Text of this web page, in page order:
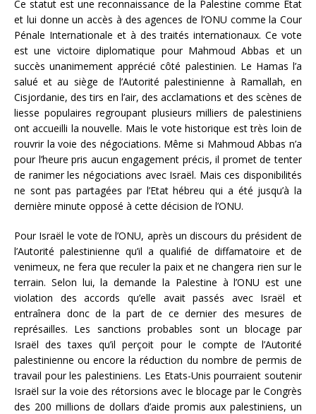
Ce statut est une reconnaissance de la Palestine comme Etat
et lui donne un accès à des agences de l’ONU comme la Cour
Pénale Internationale et à des traités internationaux. Ce vote
est une victoire diplomatique pour Mahmoud Abbas et un
succès unanimement apprécié côté palestinien. Le Hamas l’a
salué et au siège de l’Autorité palestinienne à Ramallah, en
Cisjordanie, des tirs en l’air, des acclamations et des scènes de
liesse populaires regroupant plusieurs milliers de palestiniens
ont accueilli la nouvelle. Mais le vote historique est très loin de
rouvrir la voie des négociations. Même si Mahmoud Abbas n’a
pour l’heure pris aucun engagement précis, il promet de tenter
de ranimer les négociations avec Israël. Mais ces disponibilités
ne sont pas partagées par l’Etat hébreu qui a été jusqu’à la
dernière minute opposé à cette décision de l’ONU.
Pour Israël le vote de l’ONU, après un discours du président de
l’Autorité palestinienne qu’il a qualifié de diffamatoire et de
venimeux, ne fera que reculer la paix et ne changera rien sur le
terrain. Selon lui, la demande la Palestine à l’ONU est une
violation des accords qu’elle avait passés avec Israël et
entraînera donc de la part de ce dernier des mesures de
représailles. Les sanctions probables sont un blocage par
Israël des taxes qu’il perçoit pour le compte de l’Autorité
palestinienne ou encore la réduction du nombre de permis de
travail pour les palestiniens. Les Etats-Unis pourraient soutenir
Israël sur la voie des rétorsions avec le blocage par le Congrès
des 200 millions de dollars d’aide promis aux palestiniens, un